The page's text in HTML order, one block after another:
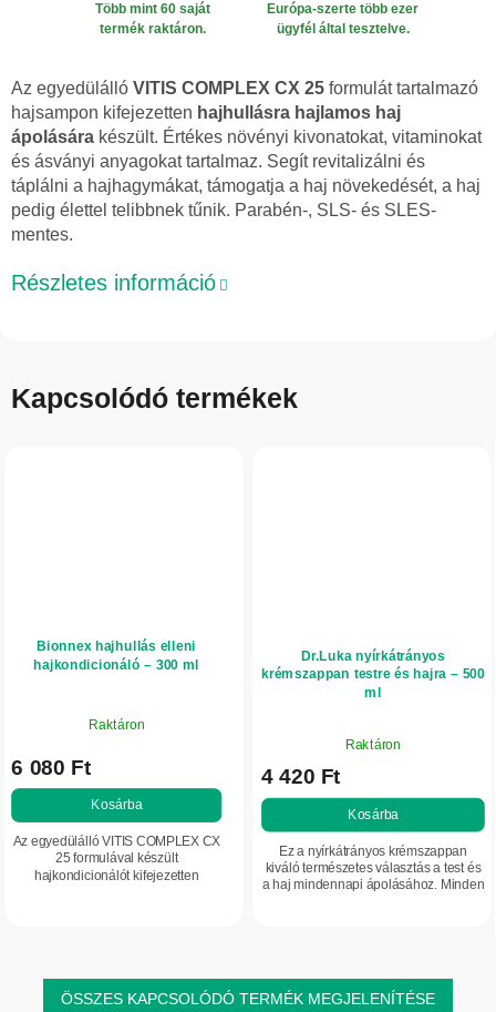
Több mint 60 saját
termék raktáron.
Európa-szerte több ezer
ügyfél által tesztelve.
Az egyedülálló VITIS COMPLEX CX 25 formulát tartalmazó
hajsampon kifejezetten hajhullásra hajlamos haj
ápolására készült. Értékes növényi kivonatokat, vitaminokat
és ásványi anyagokat tartalmaz. Segít revitalizálni és
táplálni a hajhagymákat, támogatja a haj növekedését, a haj
pedig élettel telibbnek tűnik. Parabén-, SLS- és SLES-
mentes.
Részletes információ
Kapcsolódó termékek
Bionnex hajhullás elleni
hajkondicionáló – 300 ml
Raktáron
6 080 Ft
Kosárba
Az egyedülálló VITIS COMPLEX CX
25 formulával készült
hajkondicionálót kifejezetten
Dr.Luka nyírkátrányos
krémszappan testre és hajra – 500
ml
átlagos
értékelése
5-
ből
4,0
csillag.
Raktáron
4 420 Ft
Kosárba
Ez a nyírkátrányos krémszappan
kiváló természetes választás a test és
a haj mindennapi ápolásához. Minden
ÖSSZES KAPCSOLÓDÓ TERMÉK MEGJELENÍTÉSE